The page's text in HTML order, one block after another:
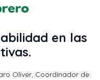
en las
Oliver, Coordinador de